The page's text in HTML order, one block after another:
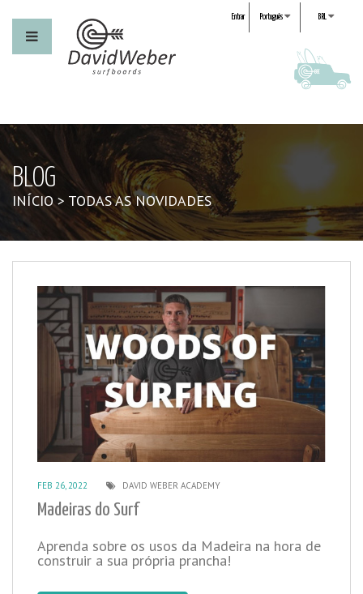
BRL
Português
Entrar
BLOG
INÍCIO > TODAS AS NOVIDADES
FEB 26, 2022 DAVID WEBER ACADEMY
Madeiras do Surf
Aprenda sobre os usos da Madeira na hora de
construir a sua própria prancha!